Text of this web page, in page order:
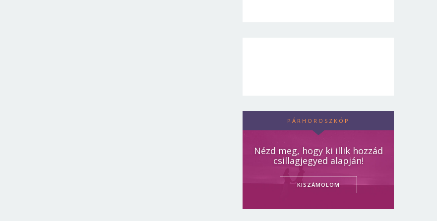
PÁRHOROSZKÓP
Nézd meg, hogy ki illik hozzád
csillagjegyed alapján!
KISZÁMOLOM